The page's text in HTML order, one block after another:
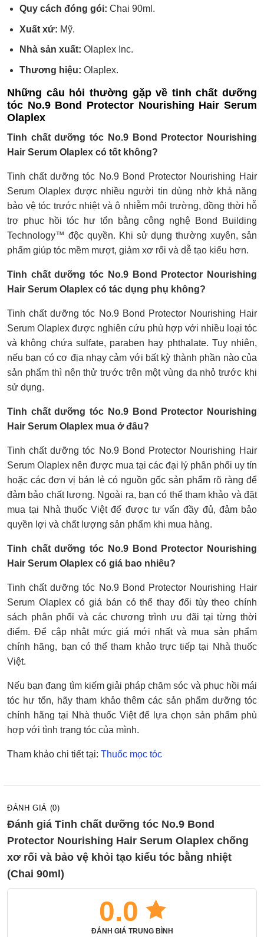
Quy cách đóng gói: Chai 90ml.
Xuất xứ: Mỹ.
Nhà sản xuất: Olaplex Inc.
Thương hiệu: Olaplex.
Những câu hỏi thường gặp về tinh chất dưỡng
tóc No.9 Bond Protector Nourishing Hair Serum
Olaplex
Tinh chất dưỡng tóc No.9 Bond Protector Nourishing
Hair Serum Olaplex có tốt không?
Tinh chất dưỡng tóc No.9 Bond Protector Nourishing Hair
Serum Olaplex được nhiều người tin dùng nhờ khả năng
bảo vệ tóc trước nhiệt và ô nhiễm môi trường, đồng thời hỗ
trợ phục hồi tóc hư tổn bằng công nghệ Bond Building
Technology™ độc quyền. Khi sử dụng thường xuyên, sản
phẩm giúp tóc mềm mượt, giảm xơ rối và dễ tạo kiểu hơn.
Tinh chất dưỡng tóc No.9 Bond Protector Nourishing
Hair Serum Olaplex có tác dụng phụ không?
Tinh chất dưỡng tóc No.9 Bond Protector Nourishing Hair
Serum Olaplex được nghiên cứu phù hợp với nhiều loại tóc
và không chứa sulfate, paraben hay phthalate. Tuy nhiên,
nếu bạn có cơ địa nhạy cảm với bất kỳ thành phần nào của
sản phẩm thì nên thử trước trên một vùng da nhỏ trước khi
sử dụng.
Tinh chất dưỡng tóc No.9 Bond Protector Nourishing
Hair Serum Olaplex mua ở đâu?
Tinh chất dưỡng tóc No.9 Bond Protector Nourishing Hair
Serum Olaplex nên được mua tại các đại lý phân phối uy tín
hoặc các đơn vị bán lẻ có nguồn gốc sản phẩm rõ ràng để
đảm bảo chất lượng. Ngoài ra, bạn có thể tham khảo và đặt
mua tại Nhà thuốc Việt để được tư vấn đầy đủ, đảm bảo
quyền lợi và chất lượng sản phẩm khi mua hàng.
Tinh chất dưỡng tóc No.9 Bond Protector Nourishing
Hair Serum Olaplex có giá bao nhiêu?
Tinh chất dưỡng tóc No.9 Bond Protector Nourishing Hair
Serum Olaplex có giá bán có thể thay đổi tùy theo chính
sách phân phối và các chương trình ưu đãi tại từng thời
điểm. Để cập nhật mức giá mới nhất và mua sản phẩm
chính hãng, bạn có thể tham khảo trực tiếp tại Nhà thuốc
Việt.
Nếu bạn đang tìm kiếm giải pháp chăm sóc và phục hồi mái
tóc hư tổn, hãy tham khảo thêm các sản phẩm dưỡng tóc
chính hãng tại Nhà thuốc Việt để lựa chọn sản phẩm phù
hợp với tình trạng tóc của mình.
Tham khảo chi tiết tại: Thuốc mọc tóc
ĐÁNH GIÁ (0)
Đánh giá Tinh chất dưỡng tóc No.9 Bond
Protector Nourishing Hair Serum Olaplex chống
xơ rối và bảo vệ khỏi tạo kiểu tóc bằng nhiệt
(Chai 90ml)
0.0
ĐÁNH GIÁ TRUNG BÌNH